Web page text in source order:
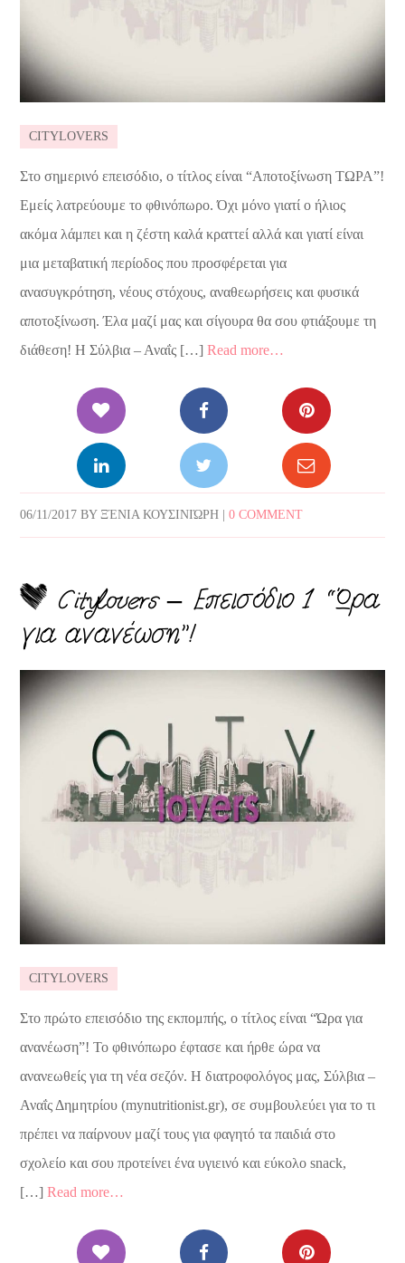
CITYLOVERS
Στο σημερινό επεισόδιο, ο τίτλος είναι “Αποτοξίνωση ΤΩΡΑ”!
Εμείς λατρεύουμε το φθινόπωρο. Όχι μόνο γιατί ο ήλιος
ακόμα λάμπει και η ζέστη καλά κραττεί αλλά και γιατί είναι
μια μεταβατική περίοδος που προσφέρεται για
ανασυγκρότηση, νέους στόχους, αναθεωρήσεις και φυσικά
αποτοξίνωση. Έλα μαζί μας και σίγουρα θα σου φτιάξουμε τη
διάθεση! Η Σύλβια – Αναΐς […]Read more…
06/11/2017 BYΞΈΝΙΑ ΚΟΥΣΙΝΙΏΡΗ |0 COMMENT
Citylovers – Επεισόδιο 1 “Ώρα
για ανανέωση”!
CITYLOVERS
Στο πρώτο επεισόδιο της εκπομπής, ο τίτλος είναι “Ώρα για
ανανέωση”! Το φθινόπωρο έφτασε και ήρθε ώρα να
ανανεωθείς για τη νέα σεζόν. Η διατροφολόγος μας, Σύλβια –
Αναΐς Δημητρίου (mynutritionist.gr), σε συμβουλεύει για το τι
πρέπει να παίρνουν μαζί τους για φαγητό τα παιδιά στο
σχολείο και σου προτείνει ένα υγιεινό και εύκολο snack,
[…]Read more…